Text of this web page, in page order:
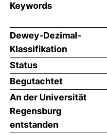
Keywords
Dewey-Dezimal-
Klassifikation
Status
Begutachtet
An der Universität
Regensburg
entstanden